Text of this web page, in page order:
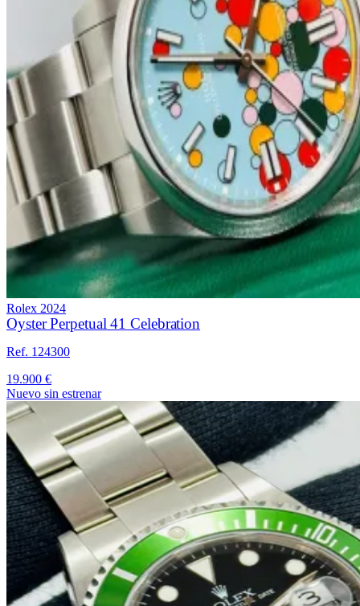
Rolex 2024
Oyster Perpetual 41 Celebration
Ref. 124300
19.900 €
Nuevo sin estrenar